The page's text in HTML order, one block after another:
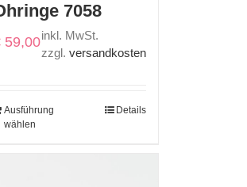
7058
59,00inkl. MwSt.
zzgl. versandkosten
Ausführung
wählen
Details